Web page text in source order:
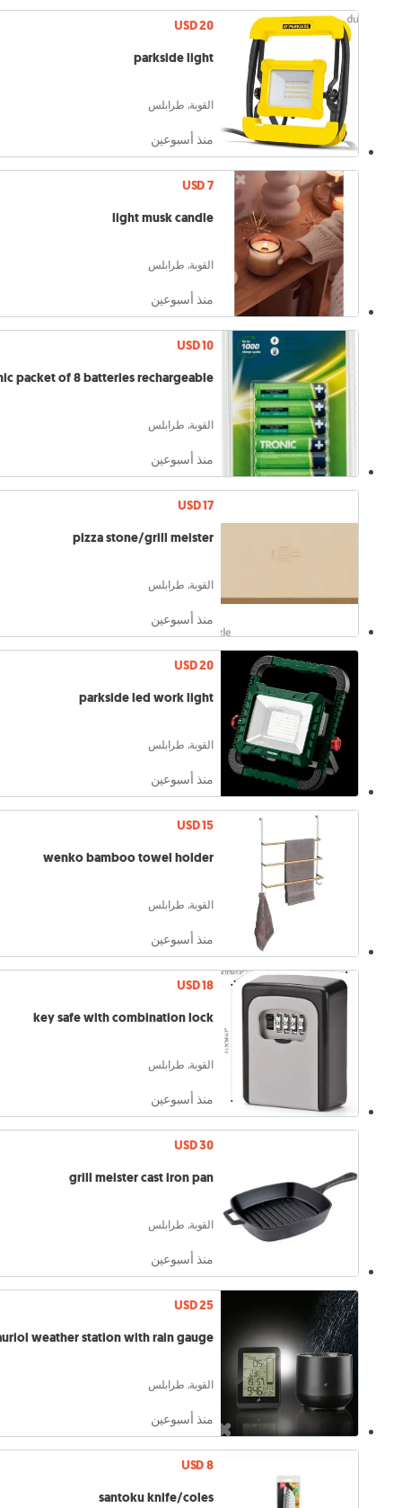
USD 20
parkside light
القوبة, طرابلس
منذ أسبوعين
USD 7
light musk candle
القوبة, طرابلس
منذ أسبوعين
USD 10
packet of 8 batteries rechargeable
القوبة, طرابلس
منذ أسبوعين
USD 17
pizza stone/grill meister
القوبة, طرابلس
منذ أسبوعين
USD 20
parkside led work light
القوبة, طرابلس
منذ أسبوعين
USD 15
wenko bamboo towel holder
القوبة, طرابلس
منذ أسبوعين
USD 18
key safe with combination lock
القوبة, طرابلس
منذ أسبوعين
USD 30
grill meister cast iron pan
القوبة, طرابلس
منذ أسبوعين
USD 25
weather station with rain gauge
القوبة, طرابلس
منذ أسبوعين
USD 8
santoku knife/coles